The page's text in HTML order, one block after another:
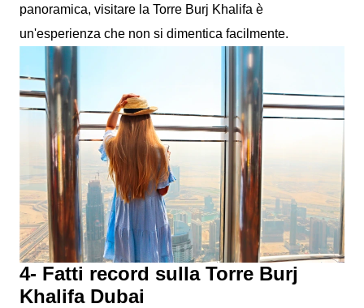
panoramica, visitare la Torre Burj Khalifa è
un'esperienza che non si dimentica facilmente.
4- Fatti record sulla Torre Burj
Khalifa Dubai